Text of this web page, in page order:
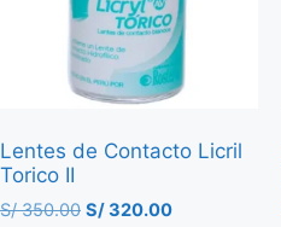
Lentes de Contacto Licril
Torico II
S/350.00 S/320.00